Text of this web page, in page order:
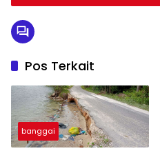
Pos Terkait
banggai